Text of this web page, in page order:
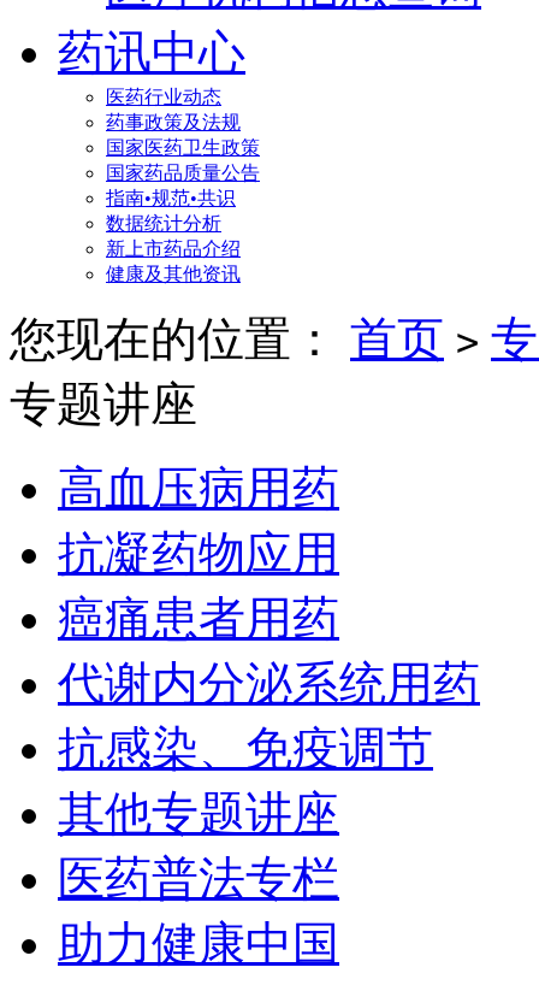
药讯中心
医药行业动态
药事政策及法规
国家医药卫生政策
国家药品质量公告
指南•规范•共识
数据统计分析
新上市药品介绍
健康及其他资讯
您现在的位置： 首页 >
专题讲座
高血压病用药
抗凝药物应用
癌痛患者用药
代谢内分泌系统用药
抗感染、免疫调节
其他专题讲座
医药普法专栏
助力健康中国